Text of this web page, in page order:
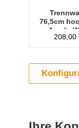
76,5cm
Acryl -
208,00